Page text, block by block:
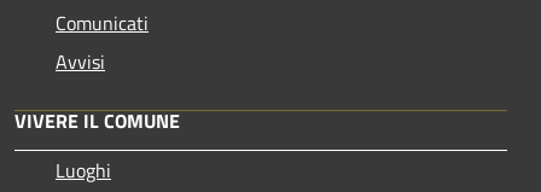
Comunicati
Avvisi
VIVERE IL COMUNE
Luoghi